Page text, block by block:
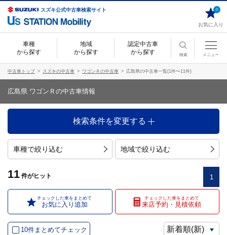
スズキ公式中古車検索サイト
お気に入り
0
車種
から探す
地域
から探す
認定中古車
から探す
検索 メニュー
中古車トップ スズキの中古車 ワゴンＲの中古車 広島県の中古車一覧(1件〜11件)
広島県 ワゴンＲの中古車情報
検索条件を変更する
車種で絞り込む 地域で絞り込む
11 件がヒット 1
チェックした車をまとめて
お気に入り追加
チェックした車をまとめて
来店予約・見積依頼
10件まとめてチェック